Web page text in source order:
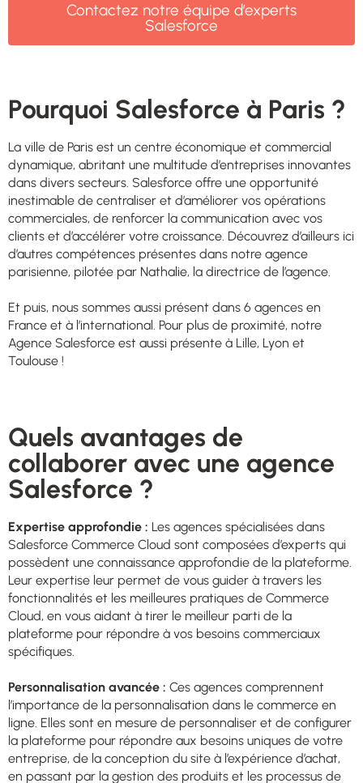
Contactez notre équipe d’experts
Salesforce
Pourquoi Salesforce à Paris ?
La ville de Paris est un centre économique et commercial
dynamique, abritant une multitude d’entreprises innovantes
dans divers secteurs. Salesforce offre une opportunité
inestimable de centraliser et d’améliorer vos opérations
commerciales, de renforcer la communication avec vos
clients et d’accélérer votre croissance. Découvrez d’ailleurs ici
d’autres compétences présentes dans notre agence
parisienne, pilotée par Nathalie, la directrice de l’agence.
Et puis, nous sommes aussi présent dans 6 agences en
France et à l’international. Pour plus de proximité, notre
Agence Salesforce est aussi présente à Lille, Lyon et
Toulouse !
Quels avantages de
collaborer avec une agence
Salesforce ?
Expertise approfondie : Les agences spécialisées dans
Salesforce Commerce Cloud sont composées d’experts qui
possèdent une connaissance approfondie de la plateforme.
Leur expertise leur permet de vous guider à travers les
fonctionnalités et les meilleures pratiques de Commerce
Cloud, en vous aidant à tirer le meilleur parti de la
plateforme pour répondre à vos besoins commerciaux
spécifiques.
Personnalisation avancée : Ces agences comprennent
l’importance de la personnalisation dans le commerce en
ligne. Elles sont en mesure de personnaliser et de configurer
la plateforme pour répondre aux besoins uniques de votre
entreprise, de la conception du site à l’expérience d’achat,
en passant par la gestion des produits et les processus de